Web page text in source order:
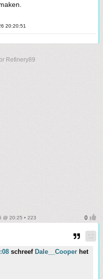
20:20:51
Refinery89
@ 20:25 • 223
schreef Dale__Cooper het